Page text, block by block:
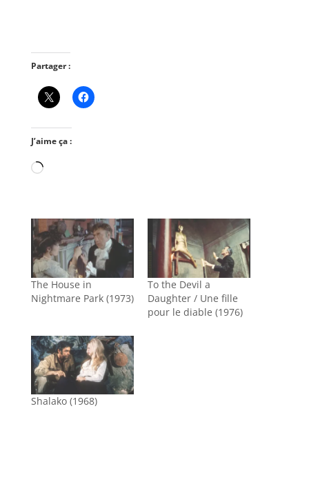
Partager :
J’aime ça :
Chargement…
The House in
Nightmare Park (1973)
To the Devil a
Daughter / Une fille
pour le diable (1976)
Shalako (1968)